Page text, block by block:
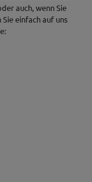
auch, wenn Sie
einfach auf uns